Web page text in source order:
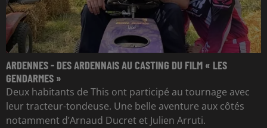
ARDENNES - DES ARDENNAIS AU CASTING DU FILM « LES
GENDARMES »
Deux habitants de This ont participé au tournage avec
leur tracteur-tondeuse. Une belle aventure aux côtés
notamment d’Arnaud Ducret et Julien Arruti.